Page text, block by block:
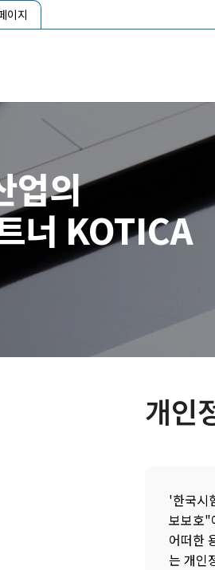
이지
업의
너 KOTICA
개인
'한국시
보보호"
어떠한
는 개인